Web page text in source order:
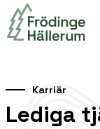
Karriär
Lediga